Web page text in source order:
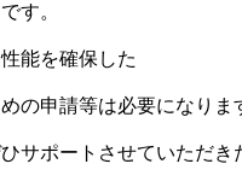
す。
能を確保した
の申請等は必要になりま
サポートさせていただき